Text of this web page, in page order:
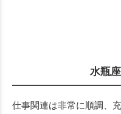
水瓶
仕事関連は非常に順調、